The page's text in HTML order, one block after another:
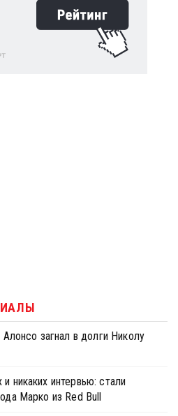
загнал в долги Николу
никаких интервью: стали
Марко из Red Bull